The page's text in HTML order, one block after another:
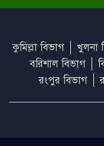
কুমিল্লা বিভাগ খুলনা
বরিশাল বিভাগ
রংপুর বিভাগ